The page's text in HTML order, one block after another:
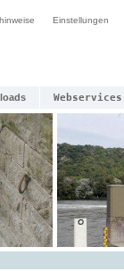
Einstellungen
Webservices